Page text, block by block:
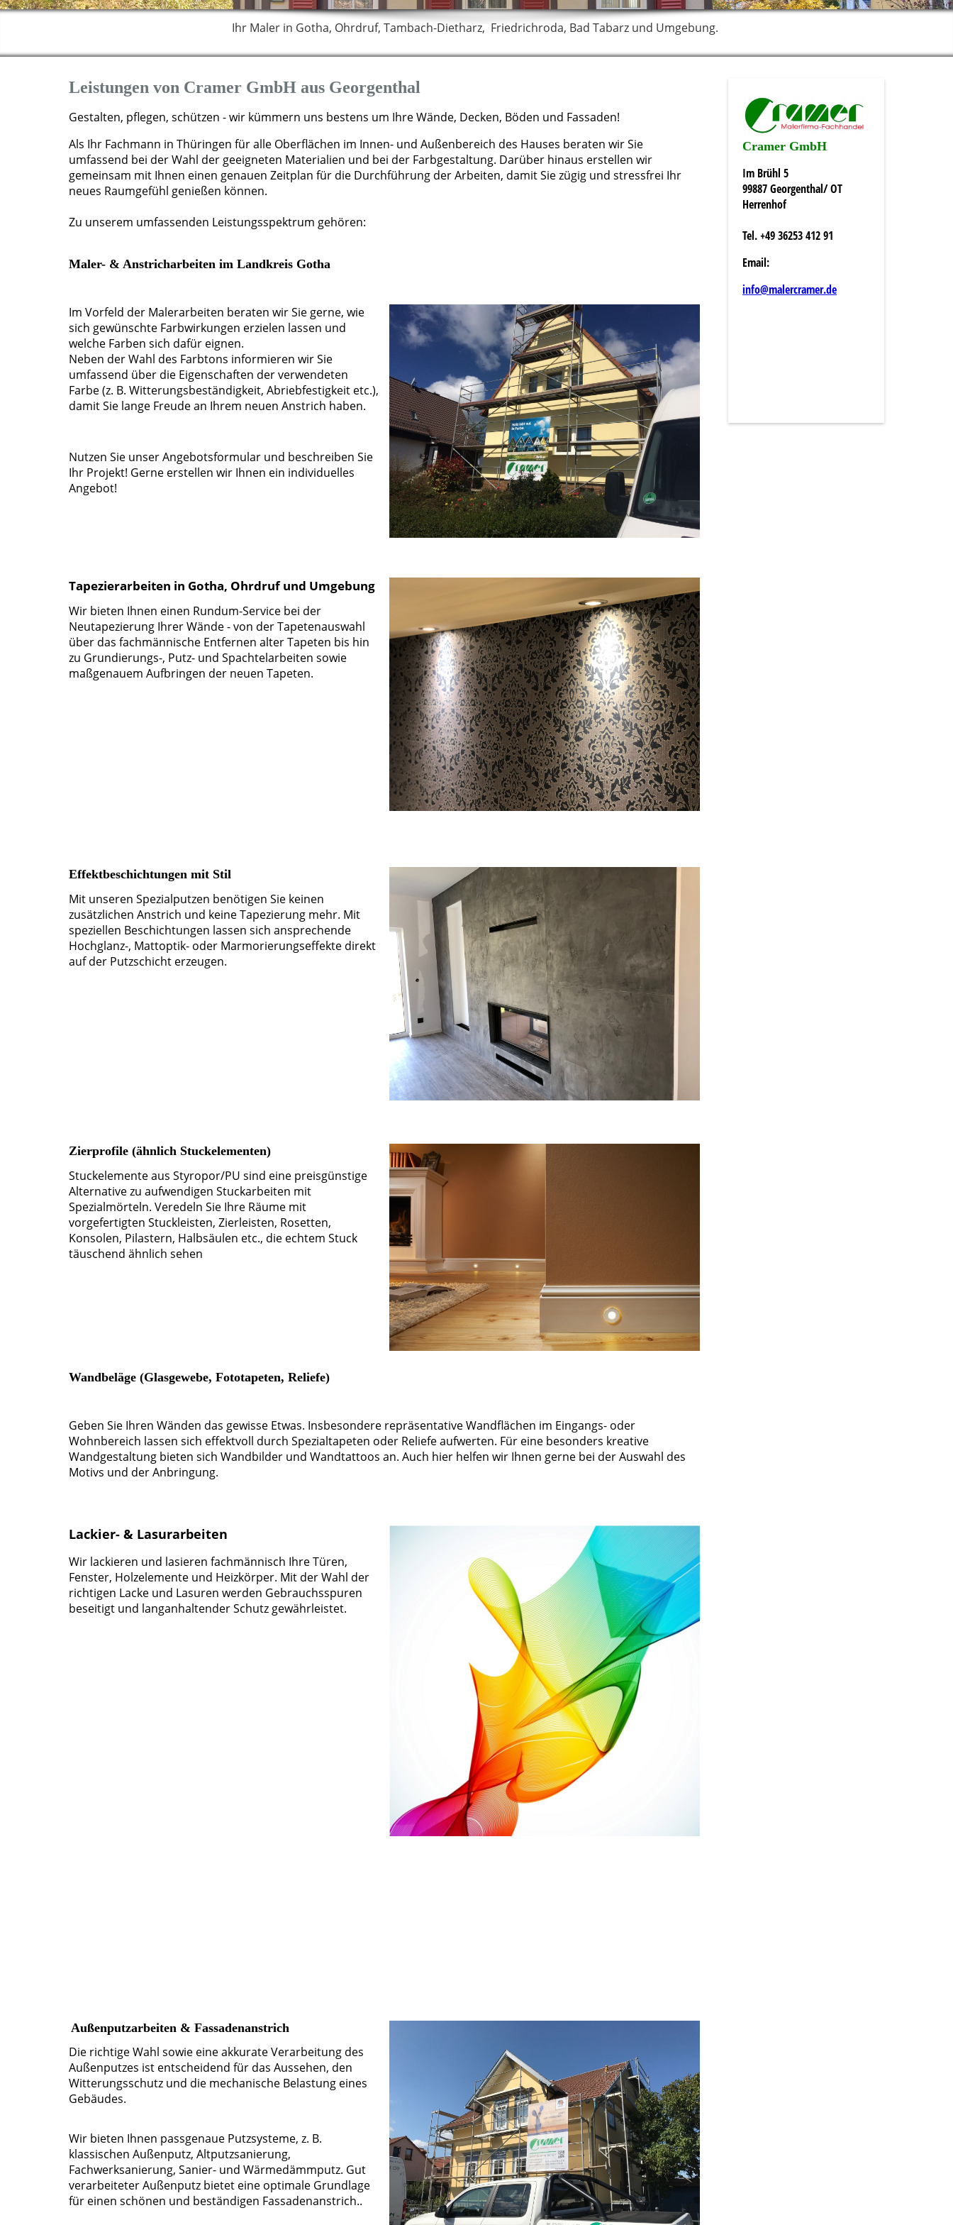
Ihr Maler in Gotha, Ohrdruf, Tambach-Dietharz, Friedrichroda, Bad Tabarz und Umgebung.
Leistungen von Cramer GmbH aus Georgenthal
Gestalten, pflegen, schützen - wir kümmern uns bestens um Ihre Wände, Decken, Böden und Fassaden!
Als Ihr Fachmann in Thüringen für alle Oberflächen im Innen- und Außenbereich des Hauses beraten wir Sie
umfassend bei der Wahl der geeigneten Materialien und bei der Farbgestaltung. Darüber hinaus erstellen wir
gemeinsam mit Ihnen einen genauen Zeitplan für die Durchführung der Arbeiten, damit Sie zügig und stressfrei Ihr
neues Raumgefühl genießen können.
Zu unserem umfassenden Leistungsspektrum gehören:
Maler- & Anstricharbeiten im Landkreis Gotha
Im Vorfeld der Malerarbeiten beraten wir Sie gerne, wie
sich gewünschte Farbwirkungen erzielen lassen und
welche Farben sich dafür eignen.
Neben der Wahl des Farbtons informieren wir Sie
umfassend über die Eigenschaften der verwendeten
Farbe (z. B. Witterungsbeständigkeit, Abriebfestigkeit etc.),
damit Sie lange Freude an Ihrem neuen Anstrich haben.
Nutzen Sie unser Angebotsformular und beschreiben Sie
Ihr Projekt! Gerne erstellen wir Ihnen ein individuelles
Angebot!
Tapezierarbeiten in Gotha, Ohrdruf und Umgebung
Wir bieten Ihnen einen Rundum-Service bei der
Neutapezierung Ihrer Wände - von der Tapetenauswahl
über das fachmännische Entfernen alter Tapeten bis hin
zu Grundierungs-, Putz- und Spachtelarbeiten sowie
maßgenauem Aufbringen der neuen Tapeten.
Effektbeschichtungen mit Stil
Mit unseren Spezialputzen benötigen Sie keinen
zusätzlichen Anstrich und keine Tapezierung mehr. Mit
speziellen Beschichtungen lassen sich ansprechende
Hochglanz-, Mattoptik- oder Marmorierungseffekte direkt
auf der Putzschicht erzeugen.
Zierprofile (ähnlich Stuckelementen)
Stuckelemente aus Styropor/PU sind eine preisgünstige
Alternative zu aufwendigen Stuckarbeiten mit
Spezialmörteln. Veredeln Sie Ihre Räume mit
vorgefertigten Stuckleisten, Zierleisten, Rosetten,
Konsolen, Pilastern, Halbsäulen etc., die echtem Stuck
täuschend ähnlich sehen
Wandbeläge (Glasgewebe, Fototapeten, Reliefe)
Geben Sie Ihren Wänden das gewisse Etwas. Insbesondere repräsentative Wandflächen im Eingangs- oder
Wohnbereich lassen sich effektvoll durch Spezialtapeten oder Reliefe aufwerten. Für eine besonders kreative
Wandgestaltung bieten sich Wandbilder und Wandtattoos an. Auch hier helfen wir Ihnen gerne bei der Auswahl des
Motivs und der Anbringung.
Lackier- & Lasurarbeiten
Wir lackieren und lasieren fachmännisch Ihre Türen,
Fenster, Holzelemente und Heizkörper. Mit der Wahl der
richtigen Lacke und Lasuren werden Gebrauchsspuren
beseitigt und langanhaltender Schutz gewährleistet.
Außenputzarbeiten & Fassadenanstrich
Die richtige Wahl sowie eine akkurate Verarbeitung des
Außenputzes ist entscheidend für das Aussehen, den
Witterungsschutz und die mechanische Belastung eines
Gebäudes.
Wir bieten Ihnen passgenaue Putzsysteme, z. B.
klassischen Außenputz, Altputzsanierung,
Fachwerksanierung, Sanier- und Wärmedämmputz. Gut
verarbeiteter Außenputz bietet eine optimale Grundlage
für einen schönen und beständigen Fassadenanstrich..
Cramer GmbH
Im Brühl 5
99887 Georgenthal/ OT
Herrenhof
Tel. +49 36253 412 91
Email:
info@malercramer.de